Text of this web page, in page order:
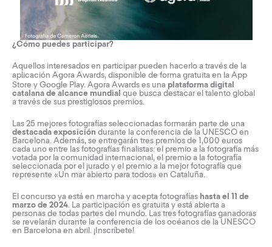
¿Cómo puedes participar?
Aquellos interesados en participar pueden hacerlo a través de la
aplicación Agora Awards, disponible de forma gratuita en la App
Store y Google Play. Agora Awards es una plataforma digital
catalana de alcance mundial que busca destacar el talento global
a través de sus prestigiosos premios.
Las 25 mejores fotografías seleccionadas formarán parte de una
destacada exposición durante la conferencia de la UNESCO en
Barcelona. Además, se entregarán tres premios de 1,000 euros
cada uno entre las fotografías finalistas: el premio a la fotografía más
votada por la comunidad internacional, el premio a la fotografía
seleccionada por el jurado y el premio a la mejor fotografía que
represente «Un mar abierto para todos» en Cataluña.
El concurso ya está en marcha y acepta fotografías hasta el 11 de
marzo de 2024. La participación es gratuita y está abierta a
personas de todas partes del mundo. Las tres fotografías ganadoras
se revelarán durante la conferencia de los océanos de la UNESCO
en Barcelona en abril. ¡Inscríbete!